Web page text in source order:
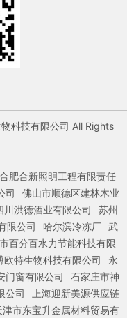
科技有限公司 All Rights
合肥合新照明工程有限责任
司
佛山市顺德区建林木业
川洪德酒业有限公司
苏州
限公司 哈尔滨冷冻厂 武
百分百水力节能科技有限
欧特生物科技有限公司
永
门窗有限公司
石家庄市神
公司
上海迎新美源供应链
津市东宝升金属材料贸易有